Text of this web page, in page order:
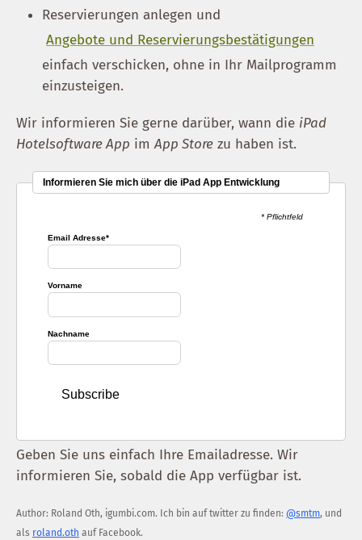
Reservierungen anlegen und
Angebote und Reservierungsbestätigungen
einfach verschicken, ohne in Ihr Mailprogramm
einzusteigen.
Wir informieren Sie gerne darüber, wann die iPad
Hotelsoftware App imApp Store zu haben ist.
Informieren Sie mich über die iPad App Entwicklung
* Pflichtfeld
Email Adresse*
Vorname
Nachname
Geben Sie uns einfach Ihre Emailadresse. Wir
informieren Sie, sobald die App verfügbar ist.
Author: Roland Oth, igumbi.com. Ich bin auf twitter zu finden: @smtm, und
als roland.oth auf Facebook.